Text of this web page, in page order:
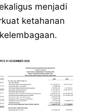
menjadi
ketahanan